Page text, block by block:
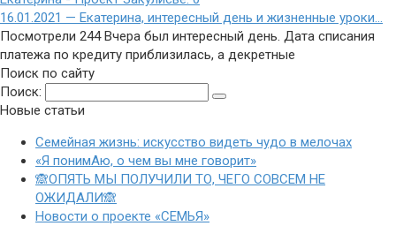
16.01.2021 — Екатерина, интересный день и жизненные уроки…
Посмотрели 244 Вчера был интересный день. Дата списания
платежа по кредиту приблизилась, а декретные
Поиск по сайту
Поиск:
Новые статьи
Семейная жизнь: искусство видеть чудо в мелочах
«Я понимАю, о чем вы мне говорит»
🙈ОПЯТЬ МЫ ПОЛУЧИЛИ ТО, ЧЕГО СОВСЕМ НЕ
ОЖИДАЛИ🙈
Новости о проекте «СЕМЬЯ»